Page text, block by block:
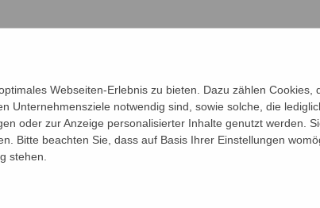
Webseiten-Erlebnis zu bieten. Dazu zählen Cookies,
Unternehmensziele notwendig sind, sowie solche, die
oder zur Anzeige personalisierter Inhalte genutzt werden.
Bitte beachten Sie, dass auf Basis Ihrer Einstellungen
stehen.